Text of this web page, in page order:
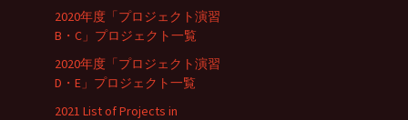
2020年度「プロジェクト演習
B・C」プロジェクト一覧
2020年度「プロジェクト演習
D・E」プロジェクト一覧
2021 List of Projects in